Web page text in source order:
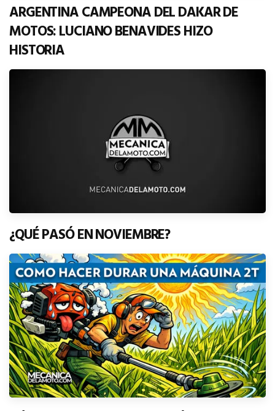
ARGENTINA CAMPEONA DEL DAKAR DE
MOTOS: LUCIANO BENAVIDES HIZO
HISTORIA
¿QUÉ PASÓ EN NOVIEMBRE?